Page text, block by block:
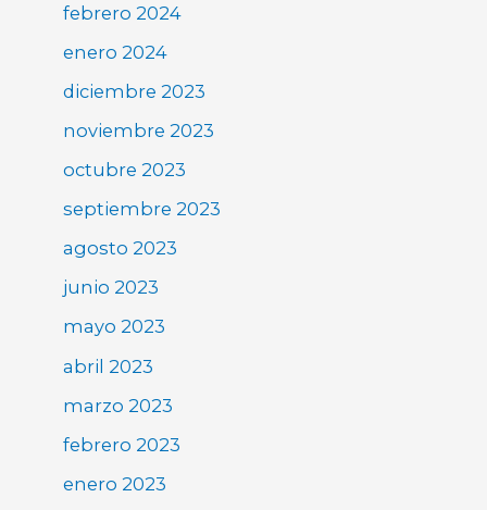
febrero 2024
enero 2024
diciembre 2023
noviembre 2023
octubre 2023
septiembre 2023
agosto 2023
junio 2023
mayo 2023
abril 2023
marzo 2023
febrero 2023
enero 2023